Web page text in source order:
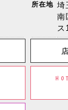
所在地 埼
南
ス